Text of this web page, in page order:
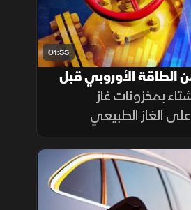
01:55
الطاقة الأوروبي قبل
بمخزونات غاز
الغاز الطبيعي
مع آسيا على
ارتفاع تكاليف الطاقة.